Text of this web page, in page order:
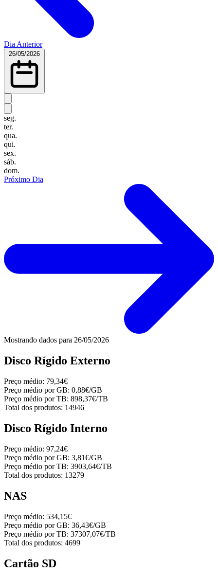
Dia Anterior
26/05/2026
seg.
ter.
qua.
qui.
sex.
sáb.
dom.
Próximo Dia
Mostrando dados para 26/05/2026
Disco Rígido Externo
Preço médio: 79,34€
Preço médio por GB: 0,88€/GB
Preço médio por TB: 898,37€/TB
Total dos produtos: 14946
Disco Rígido Interno
Preço médio: 97,24€
Preço médio por GB: 3,81€/GB
Preço médio por TB: 3903,64€/TB
Total dos produtos: 13279
NAS
Preço médio: 534,15€
Preço médio por GB: 36,43€/GB
Preço médio por TB: 37307,07€/TB
Total dos produtos: 4699
Cartão SD